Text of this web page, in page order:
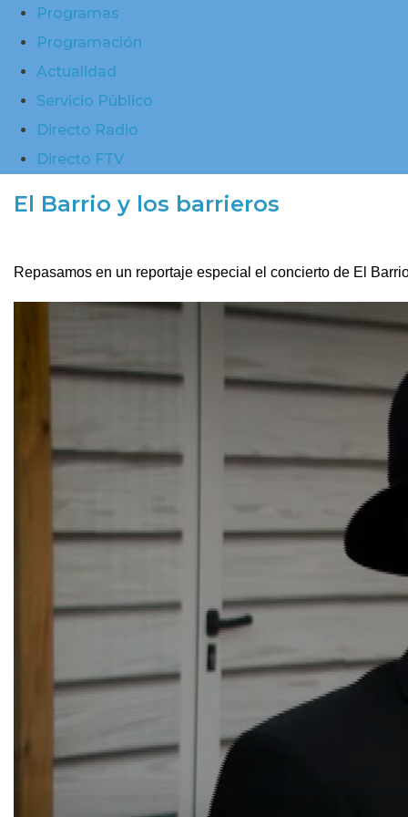
Programas
Programación
Actualidad
Servicio Público
Directo Radio
Directo FTV
El Barrio y los barrieros
Repasamos en un reportaje especial el concierto de El